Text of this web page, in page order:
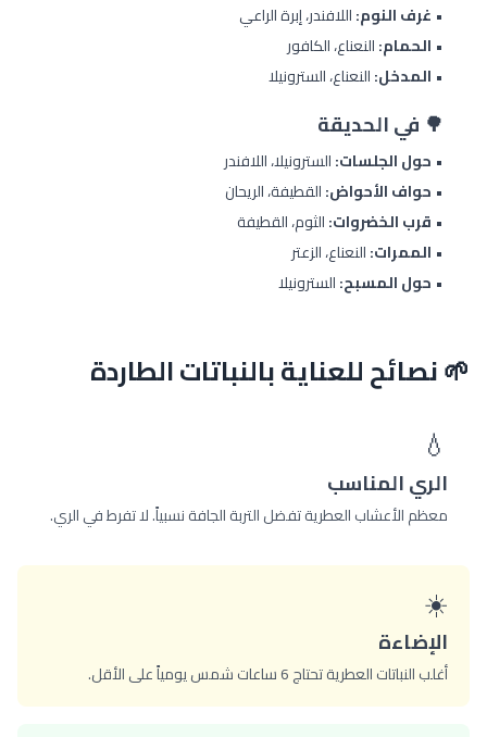
• غرف النوم:اللافندر، إبرة الراعي
• الحمام:النعناع، الكافور
• المدخل:النعناع، السترونيلا
🌳 في الحديقة
• حول الجلسات:السترونيلا، اللافندر
• حواف الأحواض:القطيفة، الريحان
• قرب الخضروات:الثوم، القطيفة
• الممرات:النعناع، الزعتر
• حول المسبح:السترونيلا
🌱 نصائح للعناية بالنباتات الطاردة
💧
الري المناسب
معظم الأعشاب العطرية تفضل التربة الجافة نسبياً. لا تفرط في الري.
☀️
الإضاءة
أغلب النباتات العطرية تحتاج 6 ساعات شمس يومياً على الأقل.